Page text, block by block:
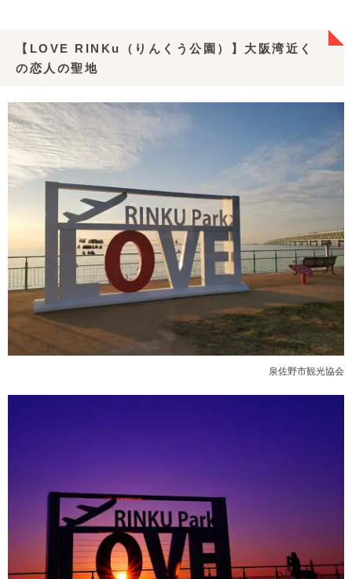
【LOVE RINKu（りんくう公園）】大阪湾近く
の恋人の聖地
泉佐野市観光協会